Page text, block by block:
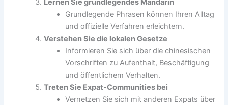
Lernen Sie grundlegendes Mandarin
Grundlegende Phrasen können Ihren Alltag
und offizielle Verfahren erleichtern.
Verstehen Sie die lokalen Gesetze
Informieren Sie sich über die chinesischen
Vorschriften zu Aufenthalt, Beschäftigung
und öffentlichem Verhalten.
Treten Sie Expat-Communities bei
Vernetzen Sie sich mit anderen Expats über